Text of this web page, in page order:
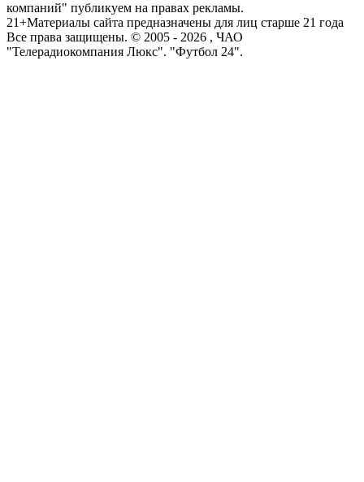
компаний" публикуем на правах рекламы.
21+Материалы сайта предназначены для лиц старше 21 года
Все права защищены. © 2005 - 2026 , ЧАО
"Телерадиокомпания Люкс". "Футбол 24".